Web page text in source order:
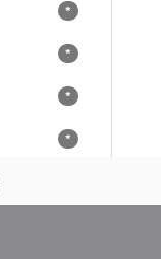
*
*
*
*
*
*